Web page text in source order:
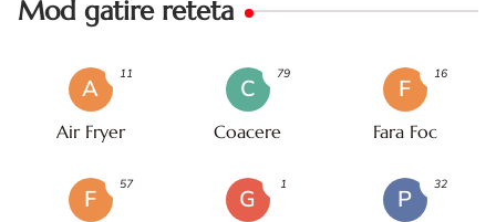
Mod gatire reteta
A
Air Fryer
11
C
Coacere
79
F
Fara Foc
16
F
57
G
1
P
32